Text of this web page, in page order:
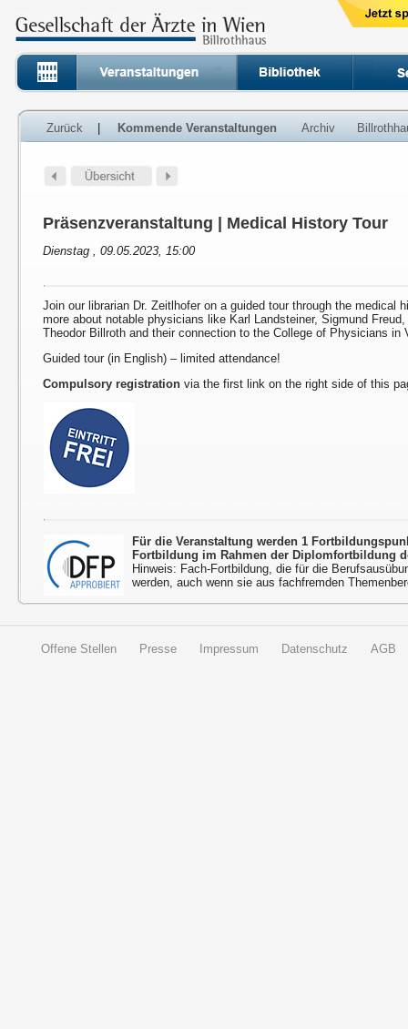
Zurück Kommende Veranstaltungen Archiv
Präsenzveranstaltung | Medical History Tour
Dienstag , 09.05.2023, 15:00
Join our librarian Dr. Zeitlhofer on a guided tour through the medical
more about notable physicians like Karl Landsteiner, Sigmund
Theodor Billroth and their connection to the College of Physicians in
Guided tour (in English) – limited attendance!
Compulsory registration via the first link on the right side of this
Für die Veranstaltung werden 1
Fortbildung im Rahmen der Diplomfortbildung
Hinweis: Fach-Fortbildung, die für die
werden, auch wenn sie aus fachfremden
Offene Stellen Presse Impressum Datenschutz AGB